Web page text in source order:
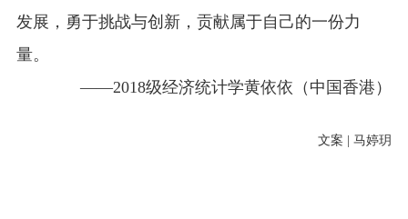
发展，勇于挑战与创新，贡献属于自己的一份力
量。
——2018级经济统计学黄依依（中国香港）
文案 |马婷玥